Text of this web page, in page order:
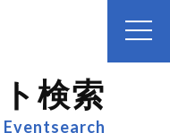
検索
Eventsearch